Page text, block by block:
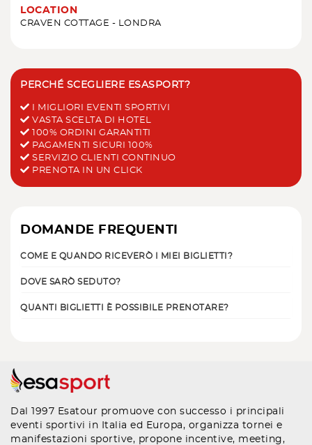
LOCATION
CRAVEN COTTAGE - LONDRA
PERCHÉ SCEGLIERE ESASPORT?
I MIGLIORI EVENTI SPORTIVI
VASTA SCELTA DI HOTEL
100% ORDINI GARANTITI
PAGAMENTI SICURI 100%
SERVIZIO CLIENTI CONTINUO
PRENOTA IN UN CLICK
DOMANDE FREQUENTI
COME E QUANDO RICEVERÒ I MIEI BIGLIETTI?
DOVE SARÒ SEDUTO?
QUANTI BIGLIETTI È POSSIBILE PRENOTARE?
Dal 1997 Esatour promuove con successo i principali
eventi sportivi in Italia ed Europa, organizza tornei e
manifestazioni sportive, propone incentive, meeting,